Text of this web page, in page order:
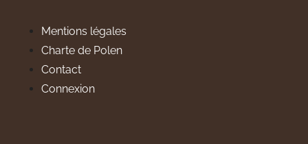
Mentions légales
Charte de Polen
Contact
Connexion